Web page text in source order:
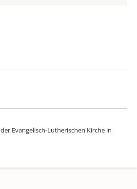
Evangelisch-Lutherischen Kirche in